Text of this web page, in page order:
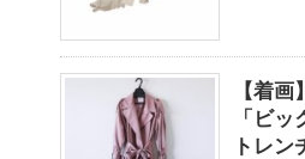
【着
「ビ
トレ